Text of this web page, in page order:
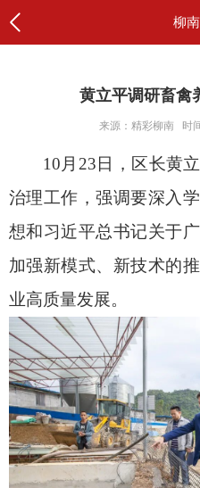
柳
黄立平调研畜禽
来源：精彩柳南 时
10月23日，区长黄
治理工作，强调要深入
想和习近平总书记关于
加强新模式、新技术的
业高质量发展。